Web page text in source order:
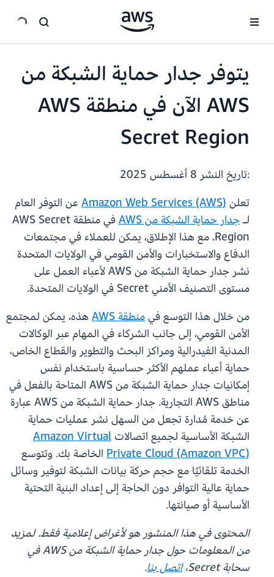
يتوفر جدار حماية الشبكة من
AWS الآن في منطقة AWS
Secret Region
:تاريخ النشر
تعلنAmazon Web Services (AWS) عن التوفر العام
لـجدار حماية الشبكة من AWS
في منطقة AWS Secret
Region. مع هذا الإطلاق، يمكن للعملاء في مجتمعات
الدفاع والاستخبارات والأمن القومي في الولايات المتحدة
نشر جدار حماية الشبكة من AWS لأعباء العمل على
مستوى التصنيف الأمني Secret في الولايات المتحدة.
من خلال هذا التوسع فيمنطقة AWS
هذه، يمكن لمجتمع
الأمن القومي، إلى جانب الشركاء في المهام عبر الوكالات
المدنية الفيدرالية ومراكز البحث والتطوير والقطاع الخاص،
حماية أعباء عملهم الأكثر حساسية باستخدام نفس
إمكانيات جدار حماية الشبكة من AWS المتاحة بالفعل في
مناطق AWS التجارية. جدار حماية الشبكة من AWS عبارة
عن خدمة مُدارة تجعل من السهل نشر عمليات حماية
الشبكة الأساسية لجميع اتصالات Amazon Virtual
Private Cloud (Amazon VPC) الخاصة بك. وتتوسع
الخدمة تلقائيًا مع حجم حركة بيانات الشبكة لتوفير وسائل
حماية عالية التوافر دون الحاجة إلى إعداد البنية التحتية
الأساسية أو صيانتها.
المحتوى في هذا المنشور هو لأغراض إعلامية فقط. لمزيد
من المعلومات حول جدار حماية الشبكة من AWS في
سحابة Secret،
اتصل بنا.